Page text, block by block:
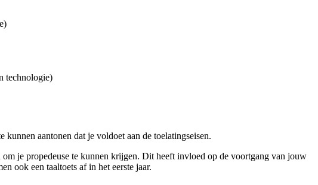
technologie)
kunnen aantonen dat je voldoet aan de toelatingseisen.
je propedeuse te kunnen krijgen. Dit heeft invloed op de voortgang van jouw
ook een taaltoets af in het eerste jaar.